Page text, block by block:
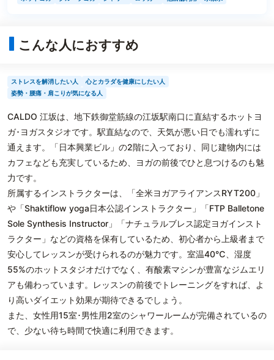
こんな人におすすめ
ストレスを解消したい人
心とカラダを健康にしたい人
姿勢・腰痛・肩こりが気になる人
CALDO 江坂は、地下鉄御堂筋線の江坂駅南口に直結するホットヨ
ガ･ヨガスタジオです。駅直結なので、天気が悪い日でも濡れずに
通えます。「日本興業ビル」の2階に入っており、同じ建物内には
カフェなども充実しているため、ヨガの前後でひと息つけるのも魅
力です。
所属するインストラクターは、「全米ヨガアライアンスRYT200」
や「Shaktiflow yoga日本公認インストラクター」「FTP Balletone
Sole Synthesis Instructor」「ナチュラルブレス認定ヨガインスト
ラクター」などの資格を保有しているため、初心者から上級者まで
安心してレッスンが受けられるのが魅力です。室温40℃、湿度
55%のホットスタジオだけでなく、有酸素マシンが豊富なジムエリ
アも備わっています。レッスンの前後でトレーニングをすれば、よ
り高いダイエット効果が期待できるでしょう。
また、女性用15室･男性用2室のシャワールームが完備されているの
で、少ない待ち時間で快適に利用できます。